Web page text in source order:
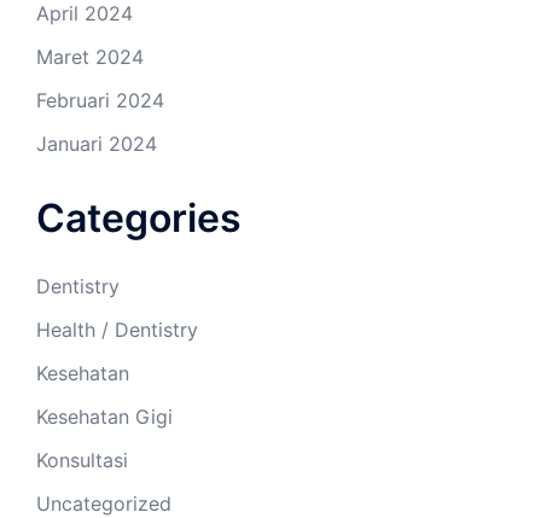
April 2024
Maret 2024
Februari 2024
Januari 2024
Categories
Dentistry
Health / Dentistry
Kesehatan
Kesehatan Gigi
Konsultasi
Uncategorized